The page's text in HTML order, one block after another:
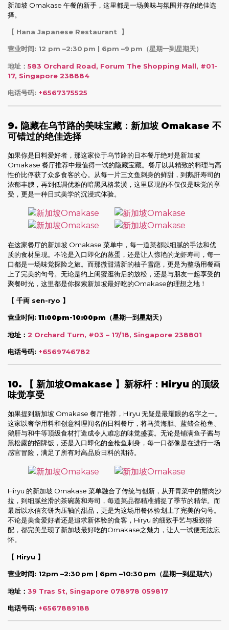
新加坡 Omakase 午餐的新手，这里都是一场美味与氛围并存的绝佳选
择。
【 Hana Japanese Restaurant 】
营业时间: 12 pm –2:30 pm | 6pm –9 pm （星期一到星期天）
地址： 583 Orchard Road, Forum The Shopping Mall, #01-
17, Singapore 238884
电话号码: +6567375525
9. 隐藏在乌节路的美味宝藏：新加坡 Omakase 不
可错过的绝佳选择
如果你是日料爱好者，那这家位于乌节路的日本餐厅绝对是新加坡
Omakase 餐厅推荐中最值得一试的隐藏宝藏。餐厅以其精致的料理与高
性价比俘获了众多食客的心。从每一片三文鱼刺身的鲜甜，到鹅肝寿司的
浓郁丰腴，再到低调优雅的暗黑风格装潢，这里展现的不仅仅是味觉的享
受，更是一种日式美学的沉浸式体验。
在这家餐厅的新加坡 Omakase 菜单中，每一道菜都以细腻的手法和优
质的食材呈现。不论是入口即化的蒸蛋，还是让人惊艳的龙虾寿司，每一
口都是一场味觉探险之旅。而那微甜清新的柚子雪葩，更是为整场用餐画
上了完美的句号。无论是约上闺蜜逛街后的放松，还是与朋友一起享受的
聚餐时光，这里都是你探索新加坡最好吃的Omakase的理想之地！
【 千両 sen-ryo 】
营业时间: 11:00pm-10:00pm（星期一到星期天）
地址： 2 Orchard Turn, #03 – 17/18, Singapore 238801
电话号码: +6569746782
10. 【 新加坡Omakase 】 新标杆：Hiryu 的顶级
味觉享受
如果提到新加坡 Omakase 餐厅推荐，Hiryu 无疑是最耀眼的名字之一。
这家以奢华用料和创意料理闻名的日料餐厅，将马粪海胆、蓝鳍金枪鱼、
鹅肝与和牛等顶级食材打造成令人难忘的味觉盛宴。无论是铺满鱼子酱与
黑松露的招牌饭，还是入口即化的金枪鱼刺身，每一口都像是在进行一场
感官冒险，满足了所有对高品质日料的期待。
Hiryu 的新加坡 Omakase 菜单融合了传统与创新，从开胃菜中的蟹肉沙
拉，到细腻丝滑的茶碗蒸和寿司，每道菜品都精准捕捉了季节的精华。而
最后以水信玄饼为压轴的甜品，更是为这场用餐体验划上了完美的句号。
不论是美食爱好者还是追求新体验的食客，Hiryu 的细致手艺与极致搭
配，都完美呈现了新加坡最好吃的Omakase之魅力，让人一试便无法忘
怀。
【 Hiryu 】
营业时间: 12pm –2:30 pm | 6pm –10:30 pm （星期一到星期六）
地址： 39 Tras St, Singapore 078978 059817
电话号码: +6567889188